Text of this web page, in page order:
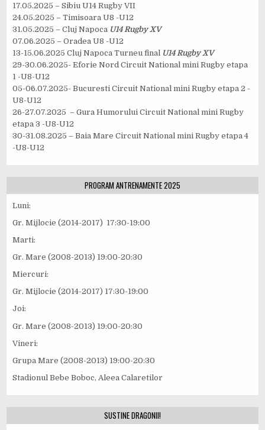
17.05.2025 – Sibiu U14 Rugby VII
24.05.2025 – Timisoara U8 -U12
31.05.2025 – Cluj Napoca U14 Rugby XV
07.06.2025 – Oradea U8 -U12
13-15.06.2025 Cluj Napoca Turneu final U14 Rugby XV
29-30.06.2025- Eforie Nord Circuit National mini Rugby etapa
1 -U8-U12
05-06.07.2025- Bucuresti Circuit National mini Rugby etapa 2 -
U8-U12
26-27.07.2025 – Gura Humorului Circuit National mini Rugby
etapa 3 -U8-U12
30-31.08.2025 – Baia Mare Circuit National mini Rugby etapa 4
-U8-U12
PROGRAM ANTRENAMENTE 2025
Luni:
Gr. Mijlocie (2014-2017) 17:30-19:00
Marti:
Gr. Mare (2008-2013) 19:00-20:30
Miercuri:
Gr. Mijlocie (2014-2017) 17:30-19:00
Joi:
Gr. Mare (2008-2013) 19:00-20:30
Vineri:
Grupa Mare (2008-2013) 19:00-20:30
Stadionul Bebe Boboc, Aleea Calaretilor
SUSTINE DRAGONII!